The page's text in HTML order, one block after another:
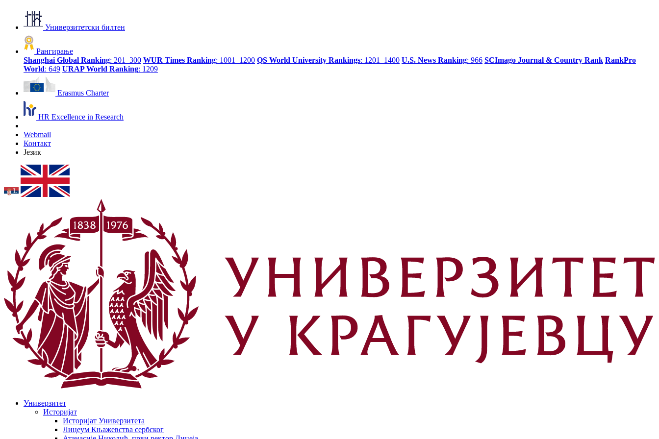
Универзитетски билтен
Рангирање
Shanghai Global Ranking: 201–300 WUR Times Ranking: 1001–1200 QS World University Rankings: 1201–1400 U.S. News Ranking: 966 SCImago Journal & Country Rank RankPro
World: 649 URAP World Ranking: 1209
Erasmus Charter
HR Excellence in Research
Webmail
Контакт
Језик
Универзитет
Историјат
Историјат Универзитета
Лицеум Књажевства сербског